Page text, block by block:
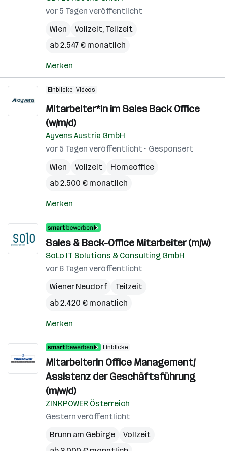
vor 5 Tagen veröffentlicht
Wien
Vollzeit, Teilzeit
ab 2.547 € monatlich
Merken
Einblicke Videos
Mitarbeiter*in im Sales Back Office
(w/m/d)
Ayvens Austria GmbH
vor 5 Tagen veröffentlicht
Gesponsert
Wien
Vollzeit
Homeoffice
ab 2.500 € monatlich
Merken
Sales & Back-Office Mitarbeiter (m/w)
SoLo IT Solutions & Consulting GmbH
vor 6 Tagen veröffentlicht
Wiener Neudorf
Teilzeit
ab 2.420 € monatlich
Merken
Einblicke
Mitarbeiterin Office Management/
Assistenz der Geschäftsführung
(m/w/d)
ZINKPOWER Österreich
Gestern veröffentlicht
Brunn am Gebirge
Vollzeit